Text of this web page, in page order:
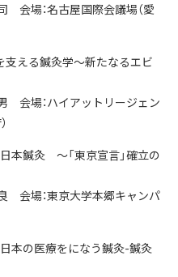
会場：名古屋国際会議場（愛
支える鍼灸学～新たなるエビ
会場：ハイアットリージェン
本鍼灸 ～「東京宣言」確立の
会場：東京大学本郷キャンパ
本の医療をになう鍼灸-鍼灸